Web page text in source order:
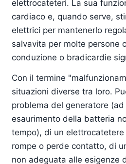
elettrocateteri. La sua
cardiaco e, quando serve,
elettrici per mantenerlo
salvavita per molte persone
conduzione o bradicardie
Con il termine
situazioni diverse tra loro.
problema del generatore
esaurimento della batteria
tempo), di un
rompe o perde contatto, di
non adeguata alle esigenze